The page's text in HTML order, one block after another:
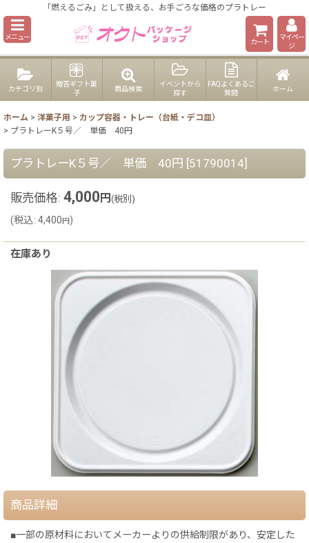
「燃えるごみ」として扱える、お手ごろな価格のプラトレー
メニュー
カート
マイペー
ジ
カテゴリ別
贈答ギフト菓
子
商品検索
イベントから
探す
FAQよくあるご
質問
ホーム
ホーム > 洋菓子用 > カップ容器・トレー（台紙・デコ皿）
> プラトレーK５号／ 単価 40円
プラトレーK５号／ 単価 40円 [51790014]
販売価格: 4,000 円 (税別)
(税込: 4,400円)
在庫あり
商品詳細
■一部の原材料においてメーカーよりの供給制限があり、安定した